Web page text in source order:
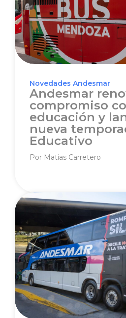
Novedades Andesmar
Andesmar
compromiso
educación y
nueva
Educativo
Por Matias Carretero